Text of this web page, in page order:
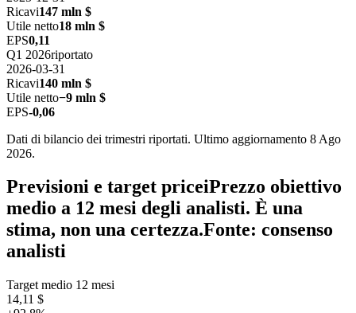
Ricavi147 mln $
Utile netto18 mln $
EPS0,11
Q1 2026riportato
2026-03-31
Ricavi140 mln $
Utile netto−9 mln $
EPS-0,06
Dati di bilancio dei trimestri riportati. Ultimo aggiornamento 8 Ago
2026.
Previsioni e target priceiPrezzo obiettivo
medio a 12 mesi degli analisti. È una
stima, non una certezza.Fonte: consenso
analisti
Target medio 12 mesi
14,11 $